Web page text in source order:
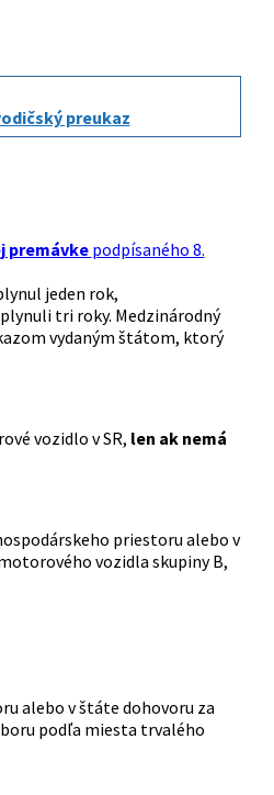
preukaz
premávkepodpísaného 8.
jeden rok,
tri roky. Medzinárodný
vydaným štátom, ktorý
vozidlo v SR, len ak nemá
priestoru alebo v
vozidla skupiny B,
alebo v štáte dohovoru za
podľa miesta trvalého